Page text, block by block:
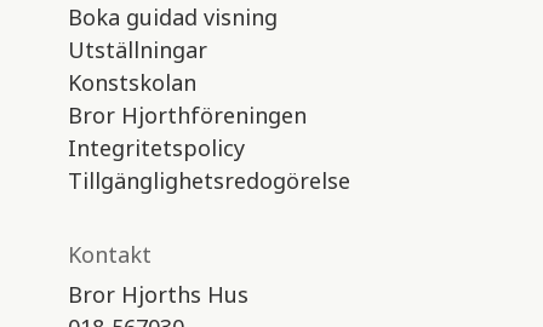
Boka guidad visning
Utställningar
Konstskolan
Bror Hjorthföreningen
Integritetspolicy
Tillgänglighetsredogörelse
Kontakt
Bror Hjorths Hus